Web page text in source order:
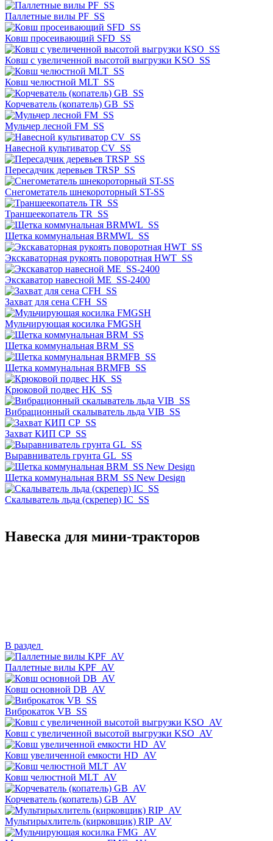
Паллетные вилы PF_SS
Ковш просеивающий SFD_SS
Ковш с увеличенной высотой выгрузки KSO_SS
Ковш челюстной MLT_SS
Корчеватель (копатель) GB_SS
Мульчер лесной FM_SS
Навесной культиватор CV_SS
Пересадчик деревьев TRSP_SS
Снегометатель шнекороторный ST-SS
Траншеекопатель TR_SS
Щетка коммунальная BRMWL_SS
Экскаваторная рукоять поворотная HWT_SS
Экскаватор навесной ME_SS-2400
Захват для сена CFH_SS
Мульчирующая косилка FMGSH
Щетка коммунальная BRM_SS
Щетка коммунальная BRMFB_SS
Крюковой подвес HK_SS
Вибрационный скалыватель льда VIB_SS
Захват КИП CP_SS
Выравниватель грунта GL_SS
Щетка коммунальная BRM_SS New Design
Скалыватель льда (скрепер) IC_SS
Навеска для мини-тракторов
В раздел
Паллетные вилы KPF_AV
Ковш основной DB_AV
Виброкаток VB_SS
Ковш с увеличенной высотой выгрузки KSO_AV
Ковш увеличенной емкости HD_AV
Ковш челюстной MLT_AV
Корчеватель (копатель) GB_AV
Мультирыхлитель (кирковщик) RIP_AV